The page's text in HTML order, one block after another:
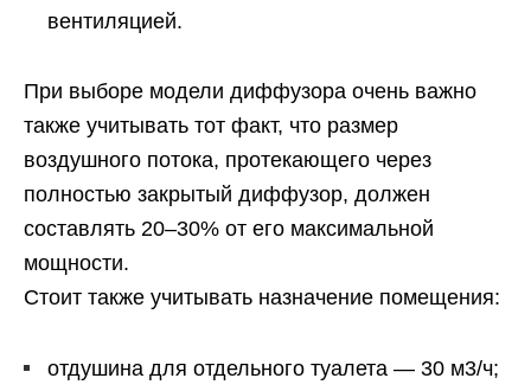
вентиляцией.
При выборе модели диффузора очень важно
также учитывать тот факт, что размер
воздушного потока, протекающего через
полностью закрытый диффузор, должен
составлять 20–30% от его максимальной
мощности.
Стоит также учитывать назначение помещения:
отдушина для отдельного туалета — 30 м3/ч;